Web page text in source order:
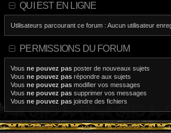
QUI EST EN LIGNE
Utilisateurs parcourant ce forum : Aucun utilisateur
PERMISSIONS DU FORUM
Vous ne pouvez pas poster de nouveaux sujets
Vous ne pouvez pas répondre aux sujets
Vous ne pouvez pas modifier vos messages
Vous ne pouvez pas supprimer vos messages
Vous ne pouvez pas joindre des fichiers